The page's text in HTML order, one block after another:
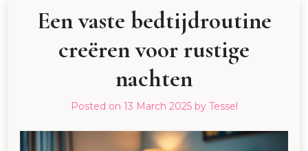
Een vaste bedtijdroutine
creëren voor rustige
nachten
Posted on 13 March 2025by Tessel